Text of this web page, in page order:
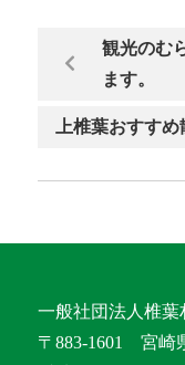
観光のむ
ます。
上椎葉おすす
一般社団法人椎葉
〒883-1601 宮崎